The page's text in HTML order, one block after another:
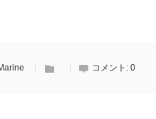
コメント: 0